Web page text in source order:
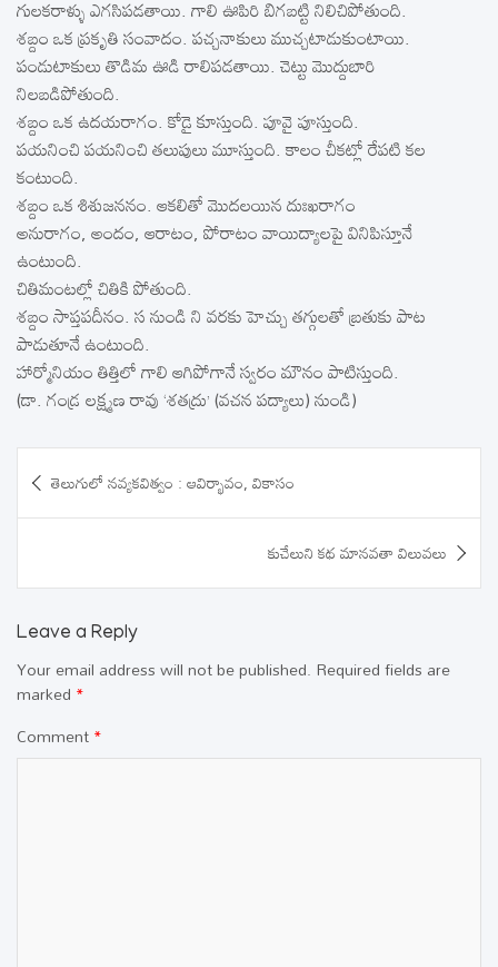
గులకరాళ్ళు ఎగసిపడతాయి. గాలి ఊపిరి బిగబట్టి నిలిచిపోతుంది.
శబ్దం ఒక ప్రకృతి సంవాదం. పచ్చనాకులు ముచ్చటాడుకుంటాయి.
పండుటాకులు తొడిమ ఊడి రాలిపడతాయి. చెట్టు మొద్దుబారి
నిలబడిపోతుంది.
శబ్దం ఒక ఉదయరాగం. కోడై కూస్తుంది. పూవై పూస్తుంది.
పయనించి పయనించి తలుపులు మూస్తుంది. కాలం చీకట్లో రేపటి కల
కంటుంది.
శబ్దం ఒక శిశుజననం. ఆకలితో మొదలయిన దుఃఖరాగం
అనురాగం, అందం, ఆరాటం, పోరాటం వాయిద్యాలపై వినిపిస్తూనే
ఉంటుంది.
చితిమంటల్లో చితికి పోతుంది.
శబ్దం సాప్తపదీనం. స నుండి ని వరకు హెచ్చు తగ్గులతో బ్రతుకు పాట
పాడుతూనే ఉంటుంది.
హార్మోనియం తిత్తిలో గాలి ఆగిపోగానే స్వరం మౌనం పాటిస్తుంది.
(డా. గండ్ర లక్ష్మణ రావు ‘శతద్రు’ (వచన పద్యాలు) నుండి)
navigation
తెలుగులో నవ్యకవిత్వం : ఆవిర్భావం, వికాసం
కుచేలుని కథ మానవతా విలువలు
Leave a Reply
Your email address will not be published. Required fields are
marked *
Comment*